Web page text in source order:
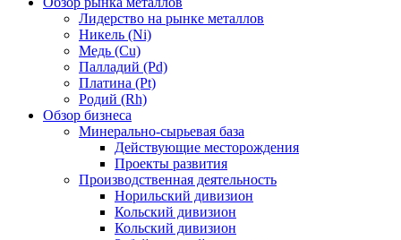
Лидерство на рынке металлов
Никель (Ni)
Медь (Cu)
Палладий (Pd)
Платина (Pt)
Родий (Rh)
Обзор бизнеса
Минерально-сырьевая база
Действующие месторождения
Проекты развития
Производственная деятельность
Норильский дивизион
Кольский дивизион
Кольский дивизион